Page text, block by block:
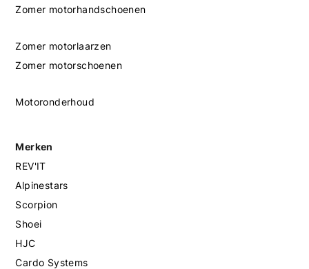
Zomer motorhandschoenen
Zomer motorlaarzen
Zomer motorschoenen
Motoronderhoud
Merken
REV'IT
Alpinestars
Scorpion
Shoei
HJC
Cardo Systems